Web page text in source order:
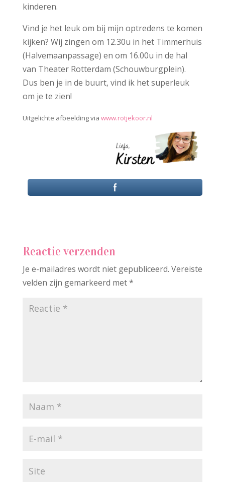
kinderen.
Vind je het leuk om bij mijn optredens te komen
kijken? Wij zingen om 12.30u in het Timmerhuis
(Halvemaanpassage) en om 16.00u in de hal
van Theater Rotterdam (Schouwburgplein).
Dus ben je in de buurt, vind ik het superleuk
om je te zien!
Uitgelichte afbeelding via www.rotjekoor.nl
Reactie verzenden
Je e-mailadres wordt niet gepubliceerd. Vereiste
velden zijn gemarkeerd met*